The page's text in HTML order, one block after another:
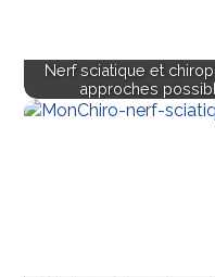
Nerf sciatique et
approches